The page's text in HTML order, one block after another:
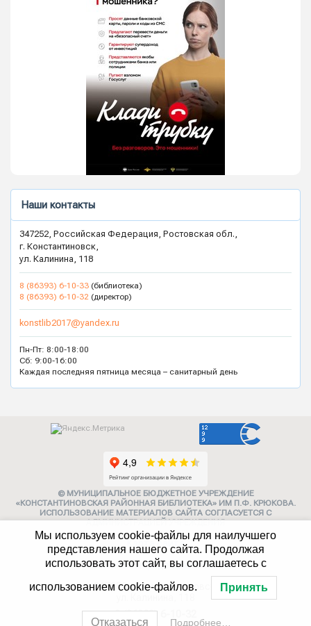
Наши контакты
347252, Российская Федерация, Ростовская обл.,
г. Константиновск,
ул. Калинина, 118
8 (86393) 6-10-33 (библиотека)
8 (86393) 6-10-32 (директор)
konstlib2017@yandex.ru
Пн-Пт: 8:00-18:00
Сб: 9:00-16:00
Каждая последняя пятница месяца – санитарный день
Мы используем cookie-файлы для наилучшего
представления нашего сайта. Продолжая
использовать этот сайт, вы соглашаетесь с
использованием cookie-файлов. Принять
Отказаться Подробнее…
© МУНИЦИПАЛЬНОЕ БЮДЖЕТНОЕ УЧРЕЖДЕНИЕ
«КОНСТАНТИНОВСКАЯ РАЙОННАЯ БИБЛИОТЕКА» ИМ П.Ф. КРЮКОВА.
ИСПОЛЬЗОВАНИЕ МАТЕРИАЛОВ САЙТА СОГЛАСУЕТСЯ С
АДМИНИСТРАЦИЕЙ УЧРЕЖДЕНИЯ
Карта сайта
Политика конфиденциальности
347252, г. Константиновск,
8 (86393) 6-10-32